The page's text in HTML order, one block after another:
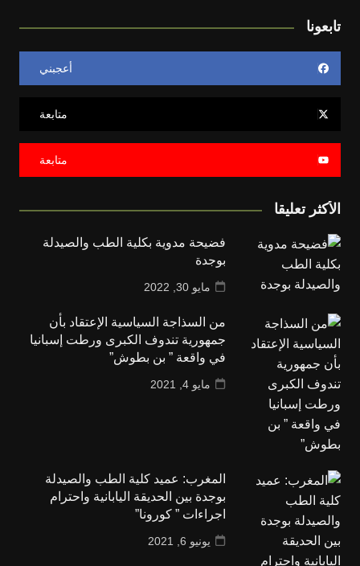
تابعونا
أعجبني
متابعة
متابعة
الأكثر تعليقا
فضيحة مدوية بكلية الطب والصيدلة
بوجدة
مايو 30, 2022
من السذاجة السياسية الإعتقاد بأن
جمهورية تندوف الكبرى ورطت إسبانيا
في واقعة ” بن بطوش”
مايو 4, 2021
المغرب: عميد كلية الطب والصيدلة
بوجدة بين الحديقة اليابانية واحترام
اجراءات ” كورونا”
يونيو 6, 2021